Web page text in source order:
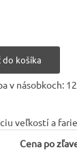
do košíka
v násobkoch:
veľkostí a
Cena po